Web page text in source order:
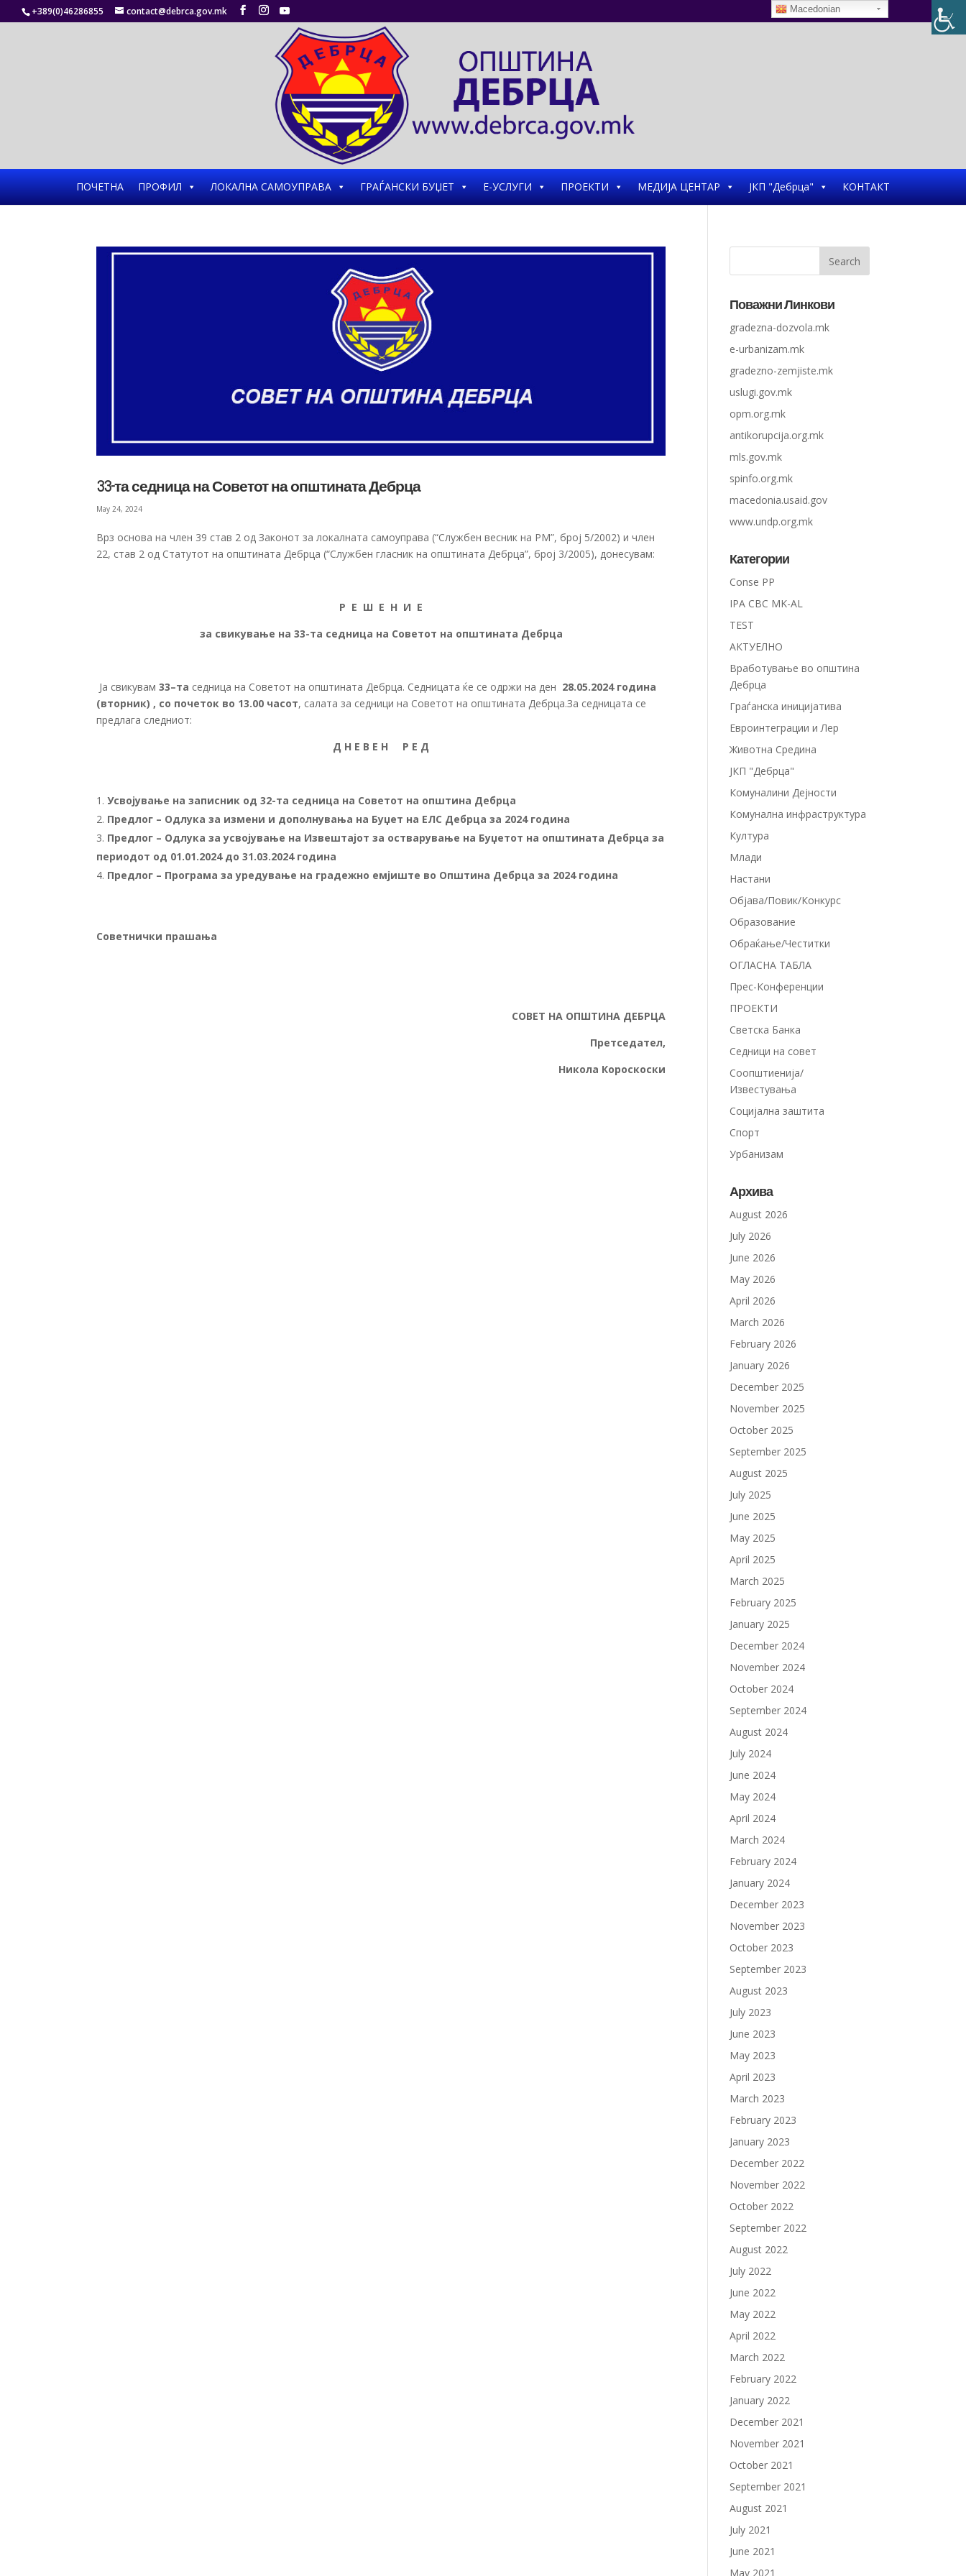
+389(0)46286855 contact@debrca.gov.mk
ПОЧЕТНА ПРОФИЛ ЛОКАЛНА САМОУПРАВА ГРАЃАНСКИ БУЏЕТ Е-УСЛУГИ ПРОЕКТИ МЕДИЈА ЦЕНТАР ЈКП "Дебрца" КОНТАКТ
33-та седница на Советот на општината Дебрца
May 24, 2024
Врз основа на член 39 став 2 од Законот за локалната самоуправа (“Службен весник на РМ”, број 5/2002) и член
22, став 2 од Статутот на општината Дебрца (“Службен гласник на општината Дебрца”, број 3/2005), донесувам:
Р Е Ш Е Н И Е
за свикување на 33-та седница на Советот на општината Дебрца
Ја свикувам33–та седница на Советот на општината Дебрца. Седницата ќе се одржи на ден 28.05.2024 година
(вторник) , со почеток во 13.00 часот, салата за седници на Советот на општината Дебрца.За седницата се
предлага следниот:
Д Н Е В Е Н Р Е Д
Усвојување на записник од 32-та седница на Советот на општина Дебрца
Предлог – Одлука за измени и дополнувања на Буџет на ЕЛС Дебрца за 2024 година
Предлог – Одлука за усвојување на Извештајот за остварување на Буџетот на општината Дебрца за
периодот од 01.01.2024 до 31.03.2024 година
Предлог – Програма за уредување на градежно емјиште во Општина Дебрца за 2024 година
Советнички прашања
СОВЕТ НА ОПШТИНА ДЕБРЦА
Претседател,
Никола Короскоски
Поважни Линкови
gradezna-dozvola.mk
e-urbanizam.mk
gradezno-zemjiste.mk
uslugi.gov.mk
opm.org.mk
antikorupcija.org.mk
mls.gov.mk
spinfo.org.mk
macedonia.usaid.gov
www.undp.org.mk
Категории
Conse PP
IPA CBC MK-AL
TEST
АКТУЕЛНО
Вработување во општина
Дебрца
Граѓанска иницијатива
Евроинтеграции и Лер
Животна Средина
ЈКП "Дебрца"
Комуналини Дејности
Комунална инфраструктура
Култура
Млади
Настани
Објава/Повик/Конкурс
Образование
Обраќање/Честитки
ОГЛАСНА ТАБЛА
Прес-Конференции
ПРОЕКТИ
Светска Банка
Седници на совет
Соопштиенија/
Известувања
Социјална заштита
Спорт
Урбанизам
Архива
August 2026
July 2026
June 2026
May 2026
April 2026
March 2026
February 2026
January 2026
December 2025
November 2025
October 2025
September 2025
August 2025
July 2025
June 2025
May 2025
April 2025
March 2025
February 2025
January 2025
December 2024
November 2024
October 2024
September 2024
August 2024
July 2024
June 2024
May 2024
April 2024
March 2024
February 2024
January 2024
December 2023
November 2023
October 2023
September 2023
August 2023
July 2023
June 2023
May 2023
April 2023
March 2023
February 2023
January 2023
December 2022
November 2022
October 2022
September 2022
August 2022
July 2022
June 2022
May 2022
April 2022
March 2022
February 2022
January 2022
December 2021
November 2021
October 2021
September 2021
August 2021
July 2021
June 2021
May 2021
Macedonian